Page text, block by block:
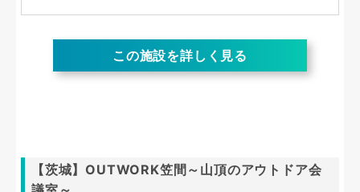
この施設を詳しく見る
【茨城】OUTWORK笠間～山頂のアウトドア会